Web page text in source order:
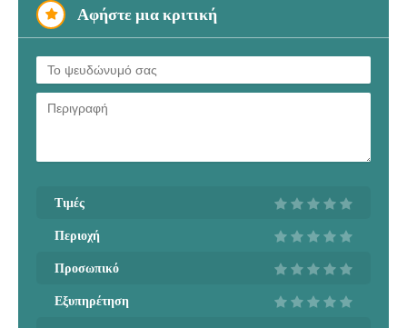
Αφήστε μια κριτική
Τιμές
Περιοχή
Προσωπικό
Εξυπηρέτηση